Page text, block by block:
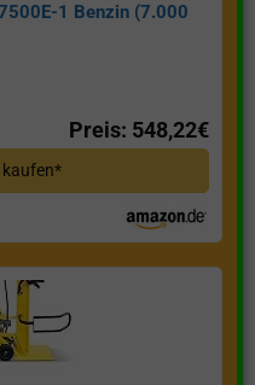
1 Benzin (7.000
Preis: 548,22€